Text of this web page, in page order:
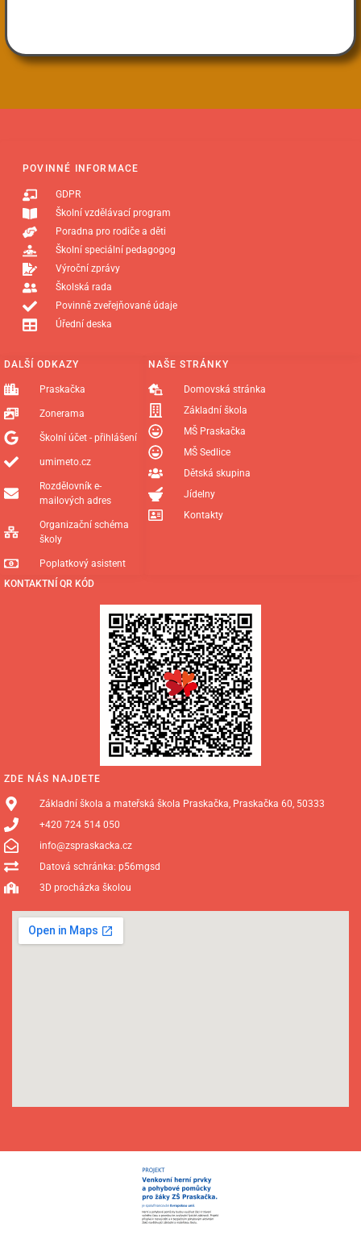
ZDE NÁS NAJDETE
Základní škola a mateřská škola Praskačka, Praskačka 60, 50333
+420 724 514 050
info@zspraskacka.cz
Datová schránka: p56mgsd
3D procházka školou
KONTAKTNÍ QR KÓD
NAŠE STRÁNKY
Domovská stránka
Základní škola
MŠ Praskačka
MŠ Sedlice
Dětská skupina
Jídelny
Kontakty
DALŠÍ ODKAZY
Praskačka
Zonerama
Školní účet - přihlášení
umimeto.cz
Rozdělovník e-
mailových adres
Organizační schéma
školy
Poplatkový asistent
POVINNÉ INFORMACE
GDPR
Školní vzdělávací program
Poradna pro rodiče a děti
Školní speciální pedagogog
Výroční zprávy
Školská rada
Povinně zveřejňované údaje
Úřední deska